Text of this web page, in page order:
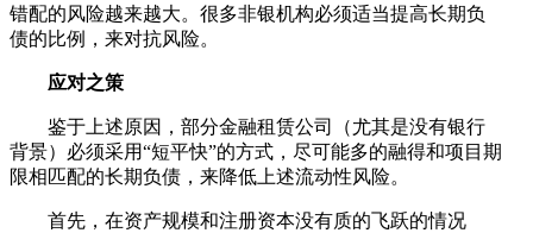
错配的风险越来越大。很多非银机构必须适当提高长期负
债的比例，来对抗风险。
应对之策
鉴于上述原因，部分金融租赁公司（尤其是没有银行
背景）必须采用“短平快”的方式，尽可能多的融得和项目期
限相匹配的长期负债，来降低上述流动性风险。
首先，在资产规模和注册资本没有质的飞跃的情况